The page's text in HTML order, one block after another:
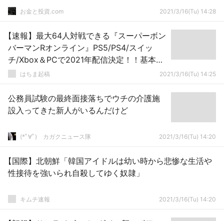
お金と投資.com 2021/3/16(Tu) 14:28
【速報】最大64人対戦できる『スーパーボン
バーマンRオンライン』PS5/PS4/スイッ
チ/Xbox＆PCで2021年配信決定！！基本無
料でクロスプレイにも対応
はちま起稿 2021/3/16(Tu) 14:25
公務員試験の最終面接落ちでウチの介護施
設入ってきた新人がいるんだけど
(*ﾟ∀ﾟ)ゞカガクニュース隊 2021/3/16(Tu) 14:20
【国際】北朝鮮「韓国アイドルは幼い時から悲惨な生活や
性接待を強いられ自殺してゆく奴隷」
キムチ速報 2021/3/16(Tu) 14:20